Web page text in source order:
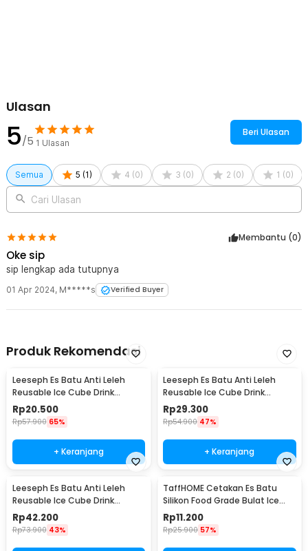
Cube Tray - DU655
Ulasan
5/5 1 Ulasan
Beri Ulasan
Semua 5 (1 ) 4 (0) 3 (0) 2 (0) 1 (0)
Cari Ulasan
Membantu (0)
Oke sip
sip lengkap ada tutupnya
01 Apr 2024, M*****s Verified Buyer
Produk Rekomendasi
Leeseph Es Batu Anti Leleh
Reusable Ice Cube Drink
Stainless Steel 304 4 PCS -
W0043
Rp20.500
Rp57.900 65%
+ Keranjang
Leeseph Es Batu Anti Leleh
Reusable Ice Cube Drink
Stainless Steel 304 6 PCS -
W0043
Rp29.300
Rp54.900 47%
+ Keranjang
Leeseph Es Batu Anti Leleh
Reusable Ice Cube Drink
Stainless Steel 304 8 PCS -
W0043
Rp42.200
Rp73.900 43%
TaffHOME Cetakan Es Batu
Silikon Food Grade Bulat Ice
Ball Mold 4 Grid - TW-159
Rp11.200
Rp25.900 57%